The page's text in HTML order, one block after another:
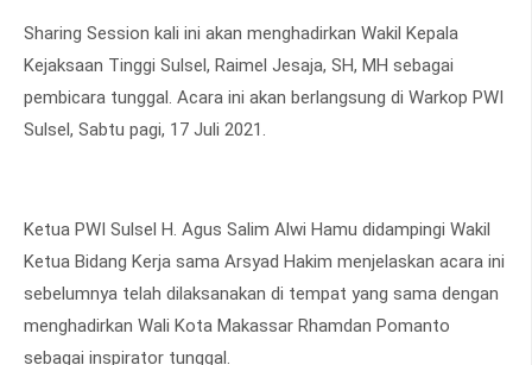
Sharing Session kali ini akan menghadirkan Wakil Kepala
Kejaksaan Tinggi Sulsel, Raimel Jesaja, SH, MH sebagai
pembicara tunggal. Acara ini akan berlangsung di Warkop PWI
Sulsel, Sabtu pagi, 17 Juli 2021.
Ketua PWI Sulsel H. Agus Salim Alwi Hamu didampingi Wakil
Ketua Bidang Kerja sama Arsyad Hakim menjelaskan acara ini
sebelumnya telah dilaksanakan di tempat yang sama dengan
menghadirkan Wali Kota Makassar Rhamdan Pomanto
sebagai inspirator tunggal.